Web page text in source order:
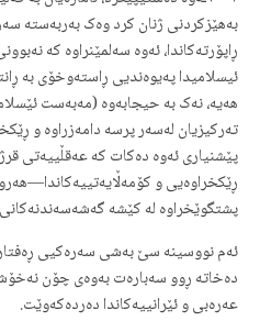
ڕاپۆرتەکاندا، ئەوە سەلمێنراوە کە
ئیسلامیدا پەیوەندیی ڕاستەوخۆی بە
هەیە، نەک بە حیجابەوە (مەبەست
تەرکیزیان لەسەر پرسە دامەزراوە و
پێشنیاری ئەوە دەکات کە عەقڵییەتی
ڕێکخراوەیی و
پشتگوێخراوە لە کێشە
ئەم نووسینە سێ بەشی سەرەکیی
دەخاتە ڕوو سەبارەت بەوەی چۆن
عەرەبی و ئێرانییەکاندا دەردەکەوێت.